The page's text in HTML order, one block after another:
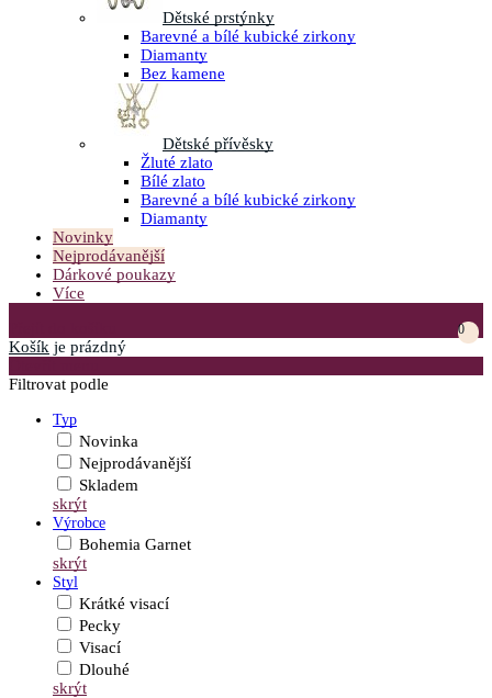
Dětské prstýnky
Barevné a bílé kubické zirkony
Diamanty
Bez kamene
Dětské přívěsky
Žluté zlato
Bílé zlato
Barevné a bílé kubické zirkony
Diamanty
Novinky
Nejprodávanější
Dárkové poukazy
Více
0
Košík je prázdný
Filtrovat podle
Typ
Novinka
Nejprodávanější
Skladem
skrýt
Výrobce
Bohemia Garnet
skrýt
Styl
Krátké visací
Pecky
Visací
Dlouhé
skrýt